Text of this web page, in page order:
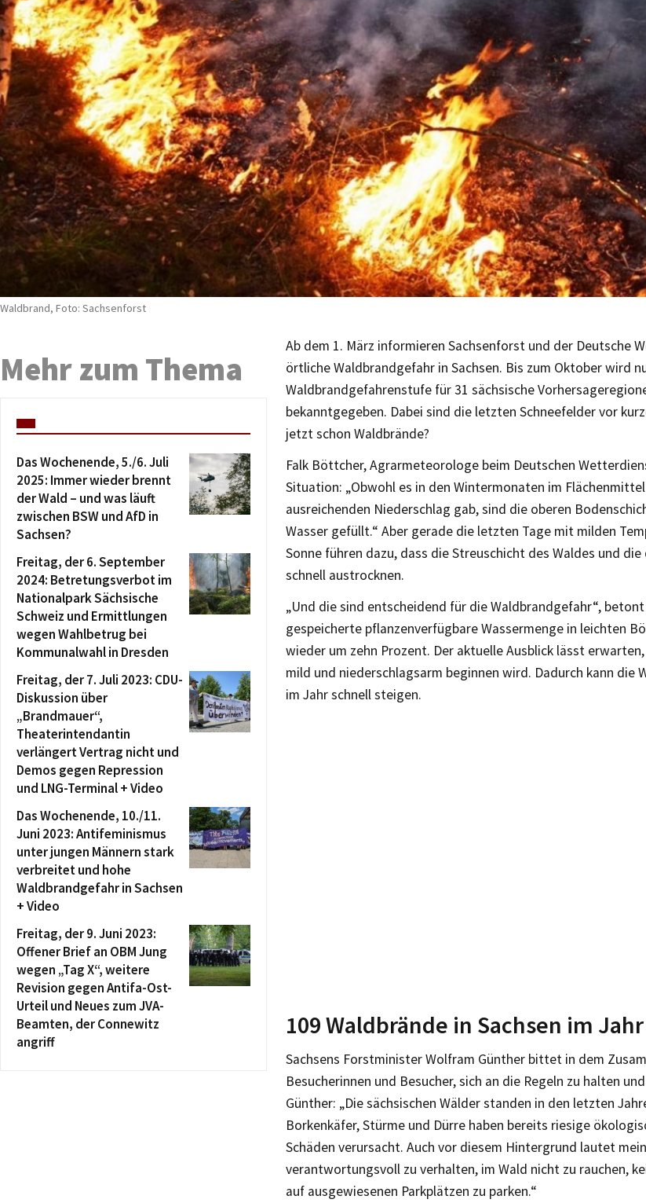
Waldbrand, Foto: Sachsenforst
Ab dem 1. März informieren Sachsenforst und der Deutsche
örtliche Waldbrandgefahr in Sachsen. Bis zum Oktober wird
Waldbrandgefahrenstufe für 31 sächsische
bekanntgegeben. Dabei sind die letzten Schneefelder vor
jetzt schon Waldbrände?
Falk Böttcher, Agrarmeteorologe beim Deutschen
Situation: „Obwohl es in den Wintermonaten im Flächenmittel
ausreichenden Niederschlag gab, sind die oberen
Wasser gefüllt.“ Aber gerade die letzten Tage mit milden
Sonne führen dazu, dass die Streuschicht des Waldes und
schnell austrocknen.
„Und die sind entscheidend für die Waldbrandgefahr“,
gespeicherte pflanzenverfügbare Wassermenge in leichten
wieder um zehn Prozent. Der aktuelle Ausblick lässt
mild und niederschlagsarm beginnen wird. Dadurch kann die
im Jahr schnell steigen.
109 Waldbrände in Sachsen im
Sachsens Forstminister Wolfram Günther bittet in dem
Besucherinnen und Besucher, sich an die Regeln zu halten
Günther: „Die sächsischen Wälder standen in den letzten
Borkenkäfer, Stürme und Dürre haben bereits riesige
Schäden verursacht. Auch vor diesem Hintergrund lautet
verantwortungsvoll zu verhalten, im Wald nicht zu rauchen,
auf ausgewiesenen Parkplätzen zu parken.“
Mehr zum Thema
Das Wochenende, 5./6. Juli
2025: Immer wieder brennt
der Wald – und was läuft
zwischen BSW und AfD in
Sachsen?
Freitag, der 6. September
2024: Betretungsverbot im
Nationalpark Sächsische
Schweiz und Ermittlungen
wegen Wahlbetrug bei
Kommunalwahl in Dresden
Freitag, der 7. Juli 2023: CDU-
Diskussion über
„Brandmauer“,
Theaterintendantin
verlängert Vertrag nicht und
Demos gegen Repression
und LNG-Terminal + Video
Das Wochenende, 10./11.
Juni 2023: Antifeminismus
unter jungen Männern stark
verbreitet und hohe
Waldbrandgefahr in Sachsen
+ Video
Freitag, der 9. Juni 2023:
Offener Brief an OBM Jung
wegen „Tag X“, weitere
Revision gegen Antifa-Ost-
Urteil und Neues zum JVA-
Beamten, der Connewitz
angriff